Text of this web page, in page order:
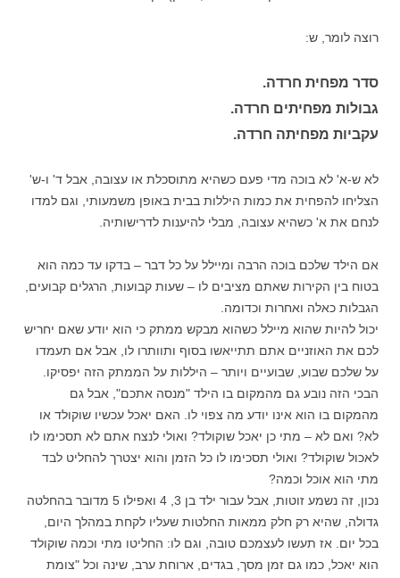
רוצה לומר, ש:
סדר מפחית חרדה.
גבולות מפחיתים חרדה.
עקביות מפחיתה חרדה.
לא ש-א' לא בוכה מדי פעם כשהיא מתוסכלת או עצובה, אבל ד' ו-ש'
הצליחו להפחית את כמות היללות בבית באופן משמעותי, וגם למדו
לנחם את א' כשהיא עצובה, מבלי להיענות לדרישותיה.
אם הילד שלכם בוכה הרבה ומיילל על כל דבר – בדקו עד כמה הוא
בטוח בין הקירות שאתם מציבים לו – שעות קבועות, הרגלים קבועים,
הגבלות כאלה ואחרות וכדומה.
יכול להיות שהוא מיילל כשהוא מבקש ממתק כי הוא יודע שאם יחריש
לכם את האוזניים אתם תתייאשו בסוף ותוותרו לו, אבל אם תעמדו
על שלכם שבוע, שבועיים ויותר – היללות על הממתק הזה יפסיקו.
הבכי הזה נובע גם מהמקום בו הילד "מנסה אתכם", אבל גם
מהמקום בו הוא אינו יודע מה צפוי לו. האם יאכל עכשיו שוקולד או
לא? ואם לא – מתי כן יאכל שוקולד? ואולי לנצח אתם לא תסכימו לו
לאכול שוקולד? ואולי תסכימו לו כל הזמן והוא יצטרך להחליט לבד
מתי הוא אוכל וכמה?
נכון, זה נשמע זוטות, אבל עבור ילד בן 3, 4 ואפילו 5 מדובר בהחלטה
גדולה, שהיא רק חלק ממאות החלטות שעליו לקחת במהלך היום,
בכל יום. אז תעשו לעצמכם טובה, וגם לו: החליטו מתי וכמה שוקולד
הוא יאכל, כמו גם זמן מסך, בגדים, ארוחת ערב, שינה וכל "צומת